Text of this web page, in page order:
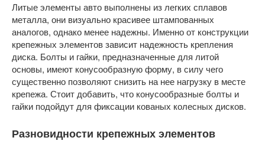
Литые элементы авто выполнены из легких сплавов
металла, они визуально красивее штампованных
аналогов, однако менее надежны. Именно от конструкции
крепежных элементов зависит надежность крепления
диска. Болты и гайки, предназначенные для литой
основы, имеют конусообразную форму, в силу чего
существенно позволяют снизить на нее нагрузку в месте
крепежа. Стоит добавить, что конусообразные болты и
гайки подойдут для фиксации кованых колесных дисков.
Разновидности крепежных элементов